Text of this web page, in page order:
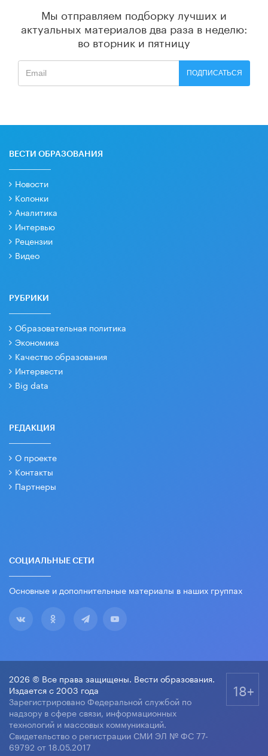
Мы отправляем подборку лучших и
актуальных материалов два раза в неделю:
во вторник и пятницу
ПОДПИСАТЬСЯ
ВЕСТИ ОБРАЗОВАНИЯ
Новости
Колонки
Аналитика
Интервью
Рецензии
Видео
РУБРИКИ
Образовательная политика
Экономика
Качество образования
Интервести
Big data
РЕДАКЦИЯ
О проекте
Контакты
Партнеры
СОЦИАЛЬНЫЕ СЕТИ
Основные и дополнительные материалы в наших группах
2026 © Все права защищены. Вести образования.
Издается с 2003 года
Зарегистрировано Федеральной службой по
надзору в сфере связи, информационных
технологий и массовых коммуникаций.
Свидетельство о регистрации СМИ ЭЛ № ФС 77-
69792 от 18.05.2017
18+